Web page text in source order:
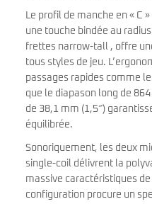
Le profil de manche en « C
une touche bindée au
frettes narrow-tall , offre
tous styles de jeu.
passages rapides comme
que le diapason long de
de 38,1 mm (1,5″)
équilibrée.
Sonoriquement, les deux
single-coil délivrent la
massive caractéristiques
configuration procure un